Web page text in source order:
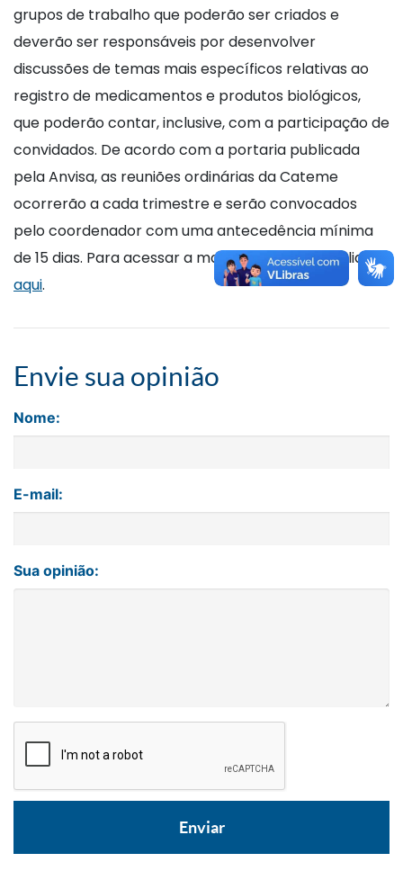
grupos de trabalho que poderão ser criados e
deverão ser responsáveis por desenvolver
discussões de temas mais específicos relativas ao
registro de medicamentos e produtos biológicos,
que poderão contar, inclusive, com a participação de
convidados. De acordo com a portaria publicada
pela Anvisa, as reuniões ordinárias da Cateme
ocorrerão a cada trimestre e serão convocados
pelo coordenador com uma antecedência mínima
de 15 dias. Para acessar a matéria completa, , clique
aqui.
Envie sua opinião
Nome:
E-mail:
Sua opinião: